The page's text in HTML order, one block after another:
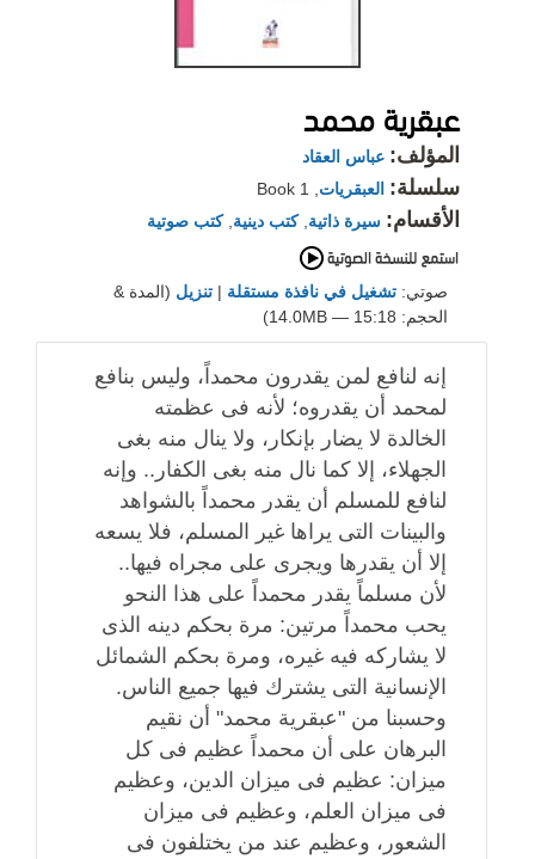
عبقرية محمد
المؤلف: عباس العقاد
سلسلة: العبقريات, Book 1
الأقسام: سيرة ذاتية,كتب دينية,كتب صوتية
صوتي: تشغيل في نافذة مستقلة | تنزيل (المدة &
الحجم: 15:18 — 14.0MB)
إنه لنافع لمن يقدرون محمداً، وليس بنافع
لمحمد أن يقدروه؛ لأنه فى عظمته
الخالدة لا يضار بإنكار، ولا ينال منه بغى
الجهلاء، إلا كما نال منه بغى الكفار.. وإنه
لنافع للمسلم أن يقدر محمداً بالشواهد
والبينات التى يراها غير المسلم، فلا يسعه
إلا أن يقدرها ويجرى على مجراه فيها..
لأن مسلماً يقدر محمداً على هذا النحو
يحب محمداً مرتين: مرة بحكم دينه الذى
لا يشاركه فيه غيره، ومرة بحكم الشمائل
الإنسانية التى يشترك فيها جميع الناس.
وحسبنا من "عبقرية محمد" أن نقيم
البرهان على أن محمداً عظيم فى كل
ميزان: عظيم فى ميزان الدين، وعظيم
فى ميزان العلم، وعظيم فى ميزان
الشعور، وعظيم عند من يختلفون فى